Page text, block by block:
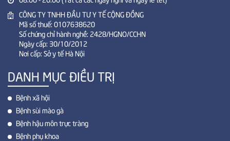
CÔNG TY TNHH ĐẦU TƯ Y TẾ CỘNG ĐỒNG
Mã số thuế: 0107638620
Số chứng chỉ hành nghề: 2428/HGNO/CCHN
Ngày cấp: 30/10/2012
Nơi cấp: Sở y tế Hà Nội
DANH MỤC ĐIỀU TRỊ
Bệnh xã hội
Bệnh sùi mào gà
Bệnh hậu môn trực tràng
Bệnh phụ khoa